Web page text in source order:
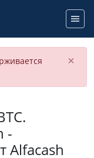
×
-
Alfacash